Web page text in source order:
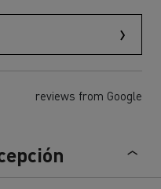
reviews from Google